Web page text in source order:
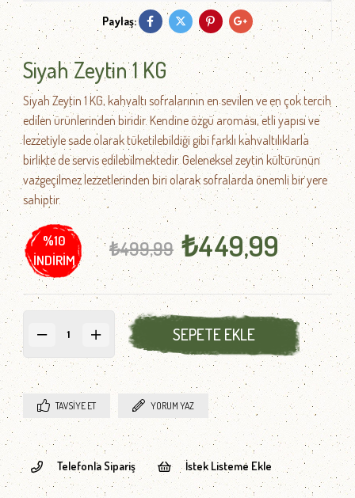
Paylaş:
Siyah Zeytin 1 KG
Siyah Zeytin 1 KG, kahvaltı sofralarının en sevilen ve en çok tercih
edilen ürünlerinden biridir. Kendine özgü aroması, etli yapısı ve
lezzetiyle sade olarak tüketilebildiği gibi farklı kahvaltılıklarla
birlikte de servis edilebilmektedir. Geleneksel zeytin kültürünün
vazgeçilmez lezzetlerinden biri olarak sofralarda önemli bir yere
sahiptir.
%10
İNDIRIM
₺499,99 ₺449,99
TAVSIYE ET YORUM YAZ
Telefonla Sipariş İstek Listeme Ekle